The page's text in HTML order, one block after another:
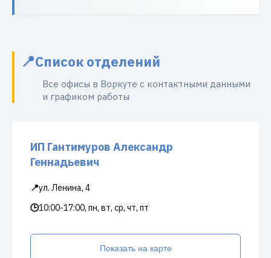
Список отделений
Все офисы в Воркуте с контактными данными
и графиком работы
ИП Гантимуров Александр
Геннадьевич
📍ул. Ленина, 4
🕒10:00-17:00, пн, вт, ср, чт, пт
Показать на карте